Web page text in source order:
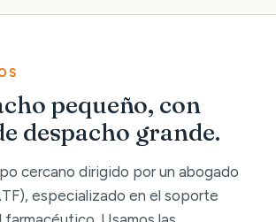
pequeño, con
despacho grande.
cercano dirigido por un abogado
especializado en el soporte